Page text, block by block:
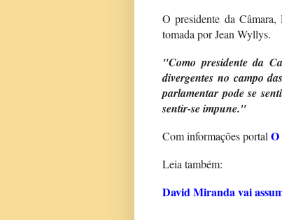
O presidente da
tomada por Jean Wyllys.
"Como presidente da
divergentes no campo
parlamentar pode se
sentir-se impune."
Com informações portalO
Leia também:
David Miranda vai